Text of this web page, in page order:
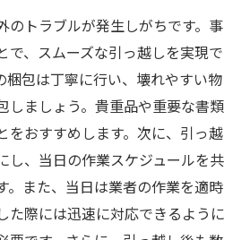
のトラブルが発生しがちです。事
で、スムーズな引っ越しを実現で
梱包は丁寧に行い、壊れやすい物
しましょう。貴重品や重要な書類
をおすすめします。次に、引っ越
し、当日の作業スケジュールを共
。また、当日は業者の作業を適時
た際には迅速に対応できるように